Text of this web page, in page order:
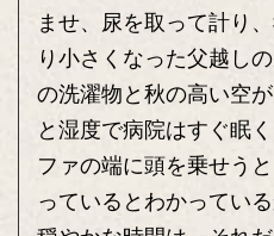
ませ、尿を取って計り
り小さくなった父越し
の洗濯物と秋の高い空
と湿度で病院はすぐ眠
ファの端に頭を乗せう
っているとわかってい